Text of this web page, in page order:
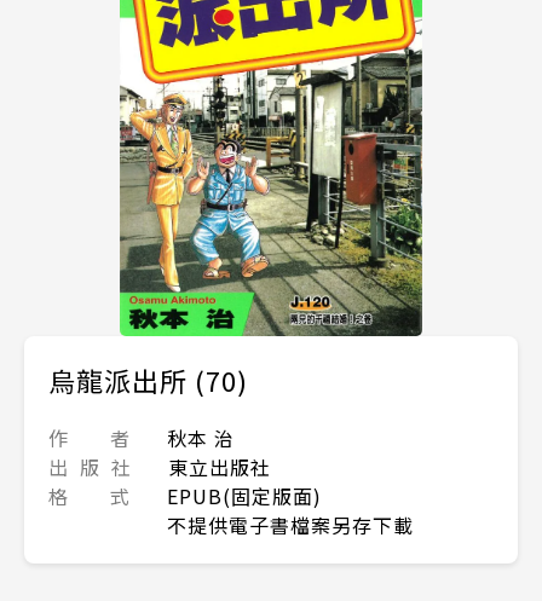
烏龍派出所 (70)
作 者
秋本 治
出 版 社
東立出版社
格 式
EPUB(固定版面)
不提供電子書檔案另存下載